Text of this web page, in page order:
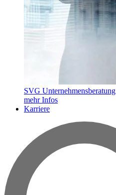
SVG Unternehmensberatung
mehr Infos
Karriere